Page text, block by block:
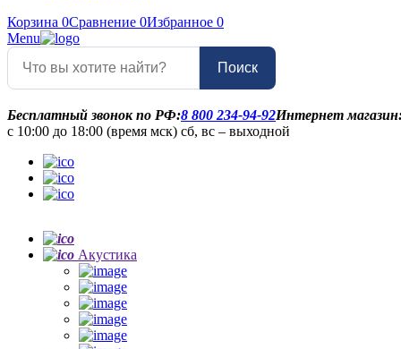
Корзина 0Сравнение 0Избранное 0
Бесплатный звонок по РФ:8 800 234-94-92Интернет
с 10:00 до 18:00 (время мск) сб, вс – выходной
Menu
Поиск
Акустика